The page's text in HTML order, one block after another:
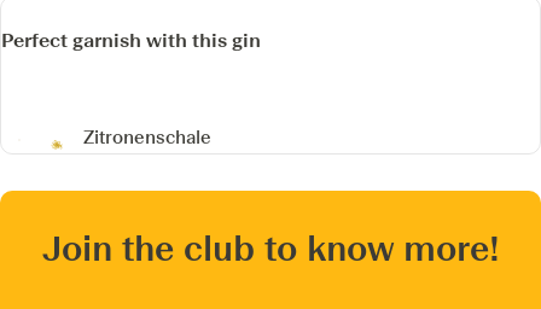
Perfect garnish with this gin
Zitronenschale
Join the club to know more!